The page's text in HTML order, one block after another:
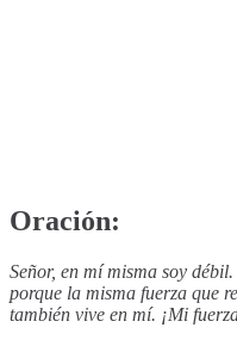
Oración:
Señor, en mí misma soy
porque la misma fuerza que
también vive en mí. ¡Mi